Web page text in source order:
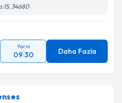
34680
Yarın
09:30 Daha Fazla